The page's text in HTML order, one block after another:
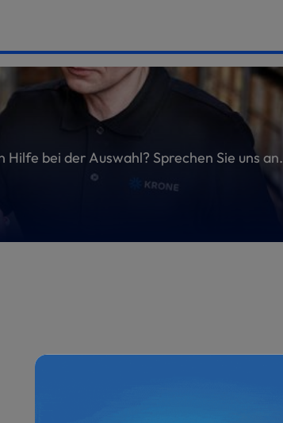
bei der Auswahl? Sprechen Sie uns an.